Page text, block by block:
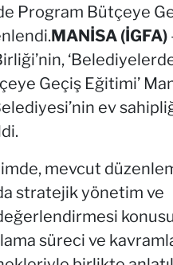
Program Bütçeye
MANİSA (İGFA)
Geçiş Eğitimi’
ev
mevcut
stratejik yönetim ve
süreci ve